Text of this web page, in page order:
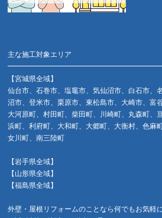
主な施工対象エリア
【宮城県全域】
仙台市、石巻市、塩竈市、気仙沼市、白石市、
沼市、登米市、栗原市、東松島市、大崎市、富
大河原町、村田町、柴田町、川崎町、丸森町、
浜町、利府町、大和町、大郷町、大衡村、色麻
女川町、南三陸町
【岩手県全域】
【山形県全域】
【福島県全域】
外壁・屋根リフォームのことなら何でもお気軽